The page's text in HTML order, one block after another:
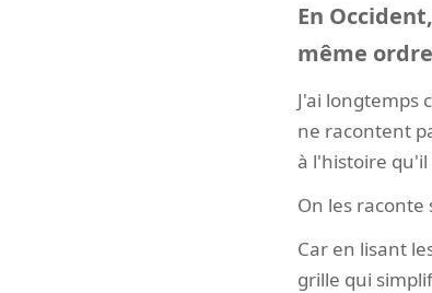
En
même
J'ai longtemps
ne racontent
à l'histoire
On les
Car en lisant
grille qui